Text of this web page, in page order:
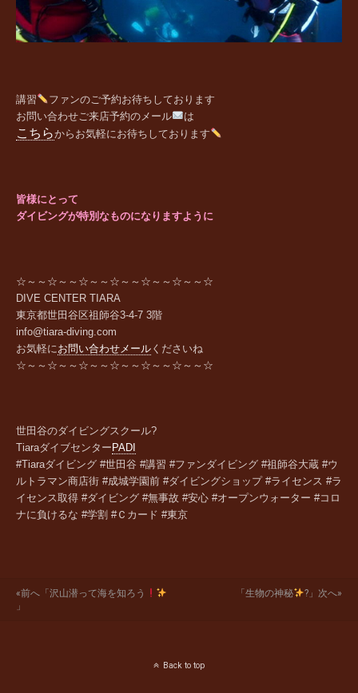
講習 ファンのご予約お待ちしております
お問い合わせご来店予約のメール
は
こちらからお気軽にお待ちしております
皆様にとって
ダイビングが特別なものになりますように
☆～～☆～～☆～～☆～～☆～～☆～～☆
DIVE CENTER TIARA
東京都世田谷区祖師谷3-4-7 3階
info@tiara-diving.com
お気軽にお問い合わせメール くださいね
☆～～☆～～☆～～☆～～☆～～☆～～☆
世田谷のダイビングスクール?
Tiaraダイブセンター PADI
#Tiaraダイビング #世田谷 #講習 #ファンダイビング #祖師谷大蔵 #ウ
ルトラマン商店街 #成城学園前 #ダイビングショップ #ライセンス #ラ
イセンス取得 #ダイビング #無事故 #安心 #オープンウォーター #コロ
ナに負けるな #学割 #Ｃカード #東京
«前へ「沢山潜って海を知ろう
」
「生物の神秘 ?」次へ»
Back to top